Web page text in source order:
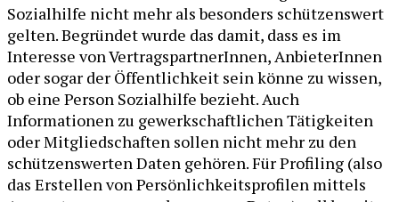
Sozialhilfe nicht mehr als besonders schützenswert
gelten. Begründet wurde das damit, dass es im
Interesse von VertragspartnerInnen, AnbieterInnen
oder sogar der Öffentlichkeit sein könne zu wissen,
ob eine Person Sozialhilfe bezieht. Auch
Informationen zu gewerkschaftlichen Tätigkeiten
oder Mitgliedschaften sollen nicht mehr zu den
schützenswerten Daten gehören. Für Profiling (also
das Erstellen von Persönlichkeitsprofilen mittels